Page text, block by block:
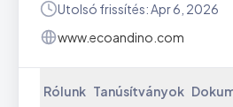
Utolsó frissítés: Apr 6, 2026
www.ecoandino.com
Rólunk Tanúsítványok